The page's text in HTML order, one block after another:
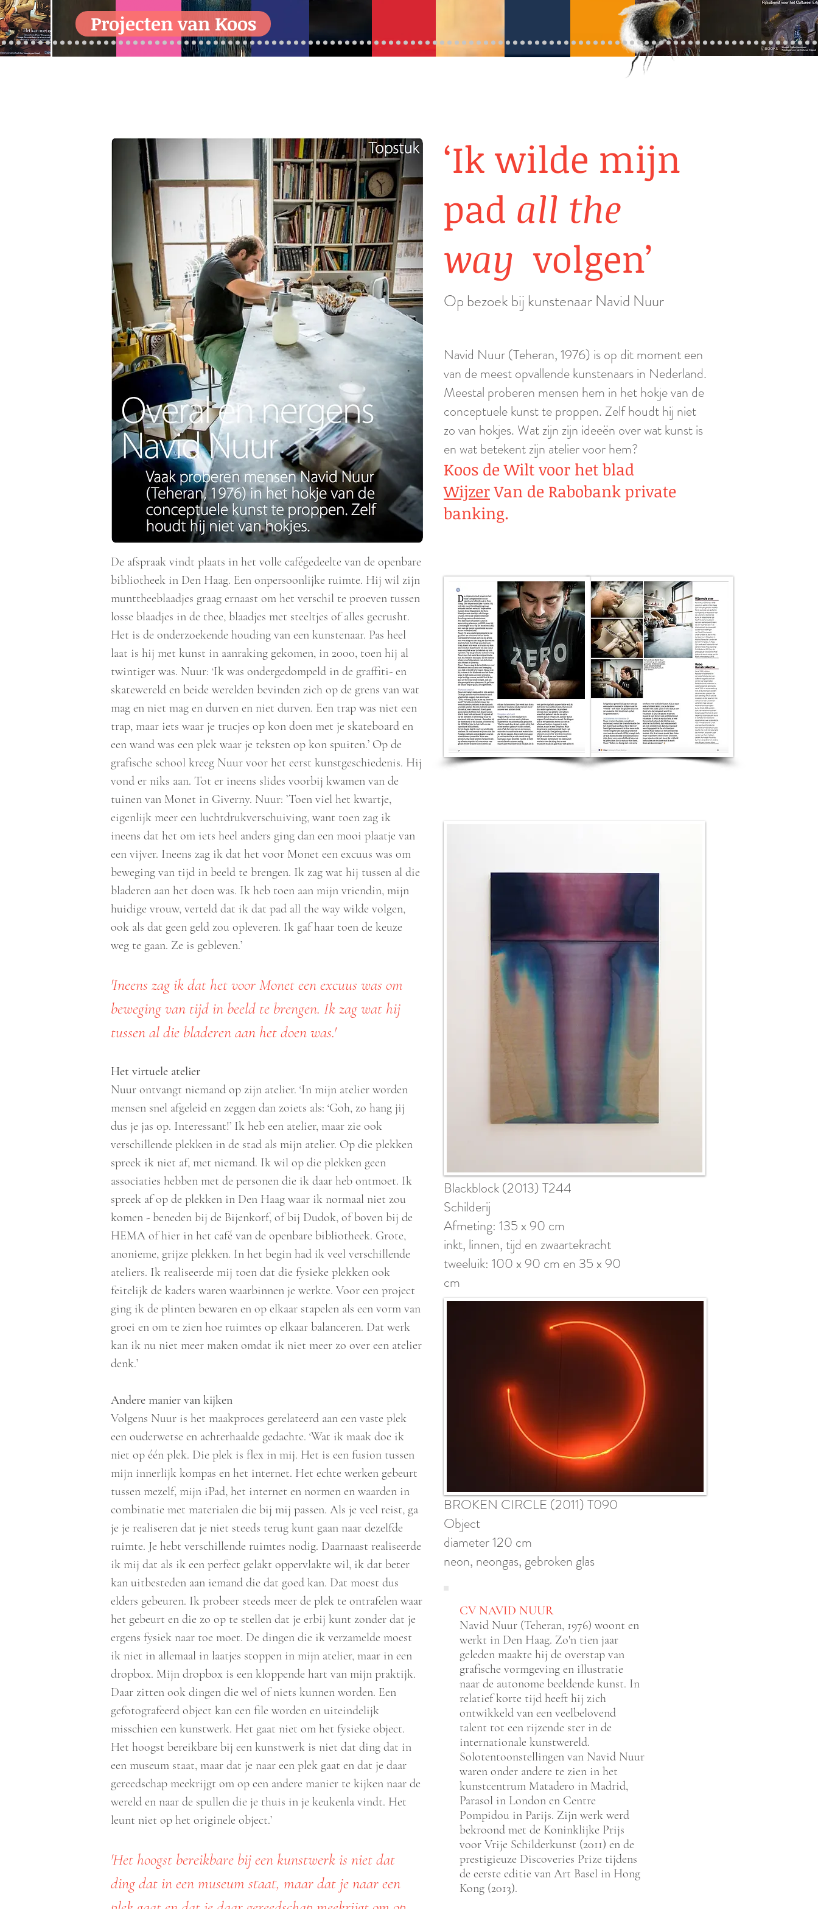
Projecten van Koos
‘Ik wilde mijn
pad all the
way volgen’
Op bezoek bij kunstenaar Navid Nuur
Navid Nuur (Teheran, 1976) is op dit moment een
van de meest opvallende kunstenaars in Nederland.
Meestal proberen mensen hem in het hokje van de
conceptuele kunst te proppen. Zelf houdt hij niet
zo van hokjes. Wat zijn zijn ideeën over wat kunst is
en wat betekent zijn atelier voor hem?
Koos de Wilt voor het blad
WijzerVan de Rabobank private
banking.
De afspraak vindt plaats in het volle cafégedeelte van de openbare
bibliotheek in Den Haag. Een onpersoonlijke ruimte. Hij wil zijn
munttheeblaadjes graag ernaast om het verschil te proeven tussen
losse blaadjes in de thee, blaadjes met steeltjes of alles gecrusht.
Het is de onderzoekende houding van een kunstenaar. Pas heel
laat is hij met kunst in aanraking gekomen, in 2000, toen hij al
twintiger was. Nuur: ‘Ik was ondergedompeld in de graffiti- en
skatewereld en beide werelden bevinden zich op de grens van wat
mag en niet mag en durven en niet durven. Een trap was niet een
trap, maar iets waar je trucjes op kon doen met je skateboard en
een wand was een plek waar je teksten op kon spuiten.’ Op de
grafische school kreeg Nuur voor het eerst kunstgeschiedenis. Hij
vond er niks aan. Tot er ineens slides voorbij kwamen van de
tuinen van Monet in Giverny. Nuur: ’Toen viel het kwartje,
eigenlijk meer een luchtdrukverschuiving, want toen zag ik
ineens dat het om iets heel anders ging dan een mooi plaatje van
een vijver. Ineens zag ik dat het voor Monet een excuus was om
beweging van tijd in beeld te brengen. Ik zag wat hij tussen al die
bladeren aan het doen was. Ik heb toen aan mijn vriendin, mijn
huidige vrouw, verteld dat ik dat pad all the way wilde volgen,
ook als dat geen geld zou opleveren. Ik gaf haar toen de keuze
weg te gaan. Ze is gebleven.’
'Ineens zag ik dat het voor Monet een excuus was om
beweging van tijd in beeld te brengen. Ik zag wat hij
tussen al die bladeren aan het doen was.'
Het virtuele atelier
Nuur ontvangt niemand op zijn atelier. ‘In mijn atelier worden
mensen snel afgeleid en zeggen dan zoiets als: ‘Goh, zo hang jij
dus je jas op. Interessant!’ Ik heb een atelier, maar zie ook
verschillende plekken in de stad als mijn atelier. Op die plekken
spreek ik niet af, met niemand. Ik wil op die plekken geen
associaties hebben met de personen die ik daar heb ontmoet. Ik
spreek af op de plekken in Den Haag waar ik normaal niet zou
komen - beneden bij de Bijenkorf, of bij Dudok, of boven bij de
HEMA of hier in het café van de openbare bibliotheek. Grote,
anonieme, grijze plekken. In het begin had ik veel verschillende
ateliers. Ik realiseerde mij toen dat die fysieke plekken ook
feitelijk de kaders waren waarbinnen je werkte. Voor een project
ging ik de plinten bewaren en op elkaar stapelen als een vorm van
groei en om te zien hoe ruimtes op elkaar balanceren. Dat werk
kan ik nu niet meer maken omdat ik niet meer zo over een atelier
denk.’
Andere manier van kijken
Volgens Nuur is het maakproces gerelateerd aan een vaste plek
een ouderwetse en achterhaalde gedachte. ‘Wat ik maak doe ik
niet op één plek. Die plek is flex in mij. Het is een fusion tussen
mijn innerlijk kompas en het internet. Het echte werken gebeurt
tussen mezelf, mijn iPad, het internet en normen en waarden in
combinatie met materialen die bij mij passen. Als je veel reist, ga
je je realiseren dat je niet steeds terug kunt gaan naar dezelfde
ruimte. Je hebt verschillende ruimtes nodig. Daarnaast realiseerde
ik mij dat als ik een perfect gelakt oppervlakte wil, ik dat beter
kan uitbesteden aan iemand die dat goed kan. Dat moest dus
elders gebeuren. Ik probeer steeds meer de plek te ontrafelen waar
het gebeurt en die zo op te stellen dat je erbij kunt zonder dat je
ergens fysiek naar toe moet. De dingen die ik verzamelde moest
ik niet in allemaal in laatjes stoppen in mijn atelier, maar in een
dropbox. Mijn dropbox is een kloppende hart van mijn praktijk.
Daar zitten ook dingen die wel of niets kunnen worden. Een
gefotografeerd object kan een file worden en uiteindelijk
misschien een kunstwerk. Het gaat niet om het fysieke object.
Het hoogst bereikbare bij een kunstwerk is niet dat ding dat in
een museum staat, maar dat je naar een plek gaat en dat je daar
gereedschap meekrijgt om op een andere manier te kijken naar de
wereld en naar de spullen die je thuis in je keukenla vindt. Het
leunt niet op het originele object.’
'Het hoogst bereikbare bij een kunstwerk is niet dat
ding dat in een museum staat, maar dat je naar een
Blackblock (2013) T244
Schilderij
Afmeting: 135 x 90 cm
inkt, linnen, tijd en zwaartekracht
tweeluik: 100 x 90 cm en 35 x 90
cm
BROKEN CIRCLE (2011) T090
Object
diameter 120 cm
neon, neongas, gebroken glas
CV NAVID NUUR
Navid Nuur (Teheran, 1976) woont en
werkt in Den Haag. Zo'n tien jaar
geleden maakte hij de overstap van
grafische vormgeving en illustratie
naar de autonome beeldende kunst. In
relatief korte tijd heeft hij zich
ontwikkeld van een veelbelovend
talent tot een rijzende ster in de
internationale kunstwereld.
Solotentoonstellingen van Navid Nuur
waren onder andere te zien in het
kunstcentrum Matadero in Madrid,
Parasol in London en Centre
Pompidou in Parijs. Zijn werk werd
bekroond met de Koninklijke Prijs
voor Vrije Schilderkunst (2011) en de
prestigieuze Discoveries Prize tijdens
de eerste editie van Art Basel in Hong
Kong (2013).